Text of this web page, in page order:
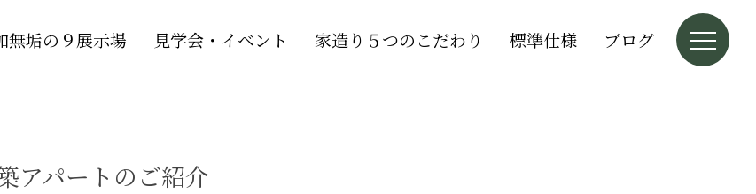
無垢の９展示場 見学会・イベント 家造り５つのこだわり 標準仕様 ブログ
アパートのご紹介